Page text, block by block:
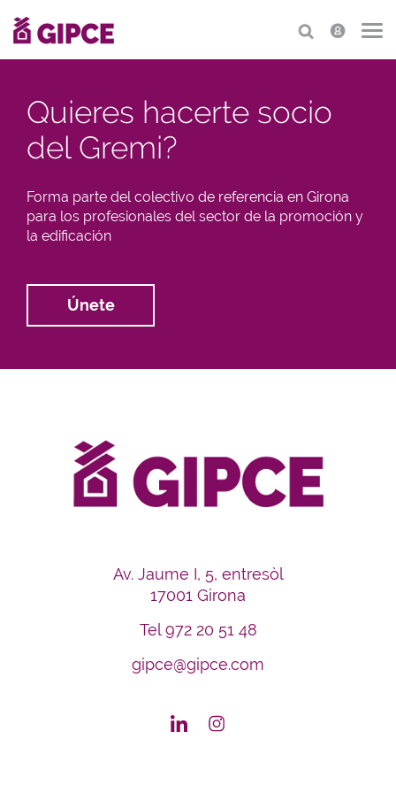
Quieres hacerte socio
del Gremi?
Forma parte del colectivo de referencia en Girona
para los profesionales del sector de la promoción y
la edificación
Únete
Av. Jaume I, 5, entresòl
17001 Girona
Tel972 20 51 48
gipce@gipce.com